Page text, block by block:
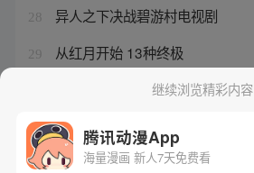
28 异人之下决战碧游村电视剧
29 从红月开始 13种终极
地球人实在是太凶猛了百度百科
继续浏览精彩内容
腾讯动漫App
海量漫画 新人7天免费看